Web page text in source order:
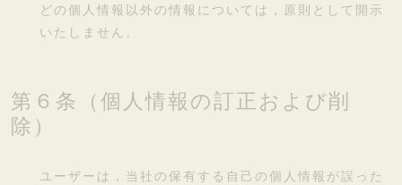
どの個人情報以外の情報については，原則として開示
いたしません。
第６条（個人情報の訂正および削
除）
ユーザーは，当社の保有する自己の個人情報が誤った